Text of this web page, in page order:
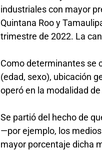
industriales con mayor
Quintana Roo y
trimestre de 2022. La
Como determinantes se
(edad, sexo), ubicación
operó en la modalidad
Se partió del hecho de
—por ejemplo, los
mayor porcentaje dicha